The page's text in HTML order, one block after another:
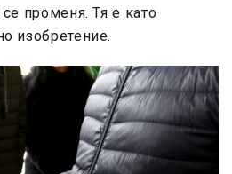
променя. Тя е като
изобретение.